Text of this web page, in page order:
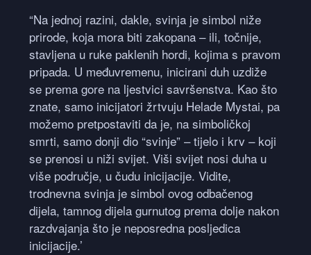
“Na jednoj razini, dakle, svinja je simbol niže
prirode, koja mora biti zakopana – ili, točnije,
stavljena u ruke paklenih hordi, kojima s pravom
pripada. U međuvremenu, inicirani duh uzdiže
se prema gore na ljestvici savršenstva. Kao što
znate, samo inicijatori žrtvuju Helade Mystai, pa
možemo pretpostaviti da je, na simboličkoj
smrti, samo donji dio “svinje” – tijelo i krv – koji
se prenosi u niži svijet. Viši svijet nosi duha u
više područje, u čudu inicijacije. Vidite,
trodnevna svinja je simbol ovog odbačenog
dijela, tamnog dijela gurnutog prema dolje nakon
razdvajanja što je neposredna posljedica
inicijacije.’